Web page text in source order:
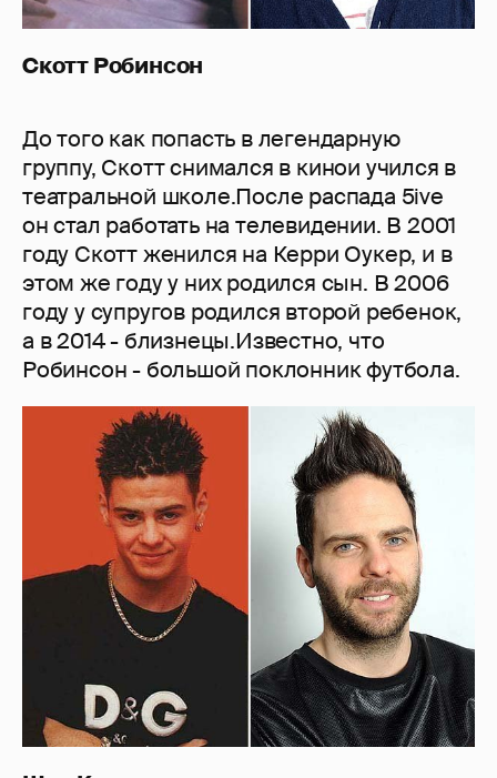
Скотт Робинсон
До того как попасть в легендарную
группу, Скотт снимался в кинои учился в
театральной школе.После распада 5ive
он стал работать на телевидении. В 2001
году Скотт женился на Керри Оукер, и в
этом же году у них родился сын. В 2006
году у супругов родился второй ребенок,
а в 2014 - близнецы.Известно, что
Робинсон - большой поклонник футбола.